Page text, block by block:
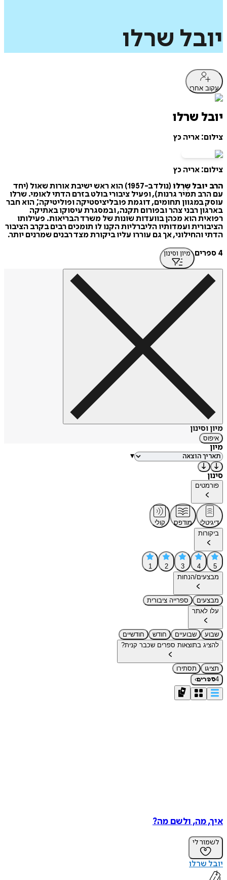
יובל שרלו
עקוב אחרי
יובל שרלו
צילום: אריה כץ
צילום: אריה כץ
הרב יובל שֶרְלוֹ
(נולד ב-1957) הוא ראש ישיבת אורות שאול (יחד
עם הרב תמיר גרנות), ופעיל ציבורי בולט בזרם הדתי לאומי. שרלו
עוסק במגוון תחומים, דוגמת פובליציסטיקה ופוליטיקה; הוא חבר
בארגון רבני צהר ובפורום תקנה, ובמסגרת עיסוקו באתיקה
רפואית הוא מכהן בוועדות שונות של משרד הבריאות. פעילותו
הציבורית ועמדותיו הליברליות הקנו לו תומכים רבים בקרב הציבור
הדתי והחילוני, אך גם עוררו עליו ביקורת מצד רבנים שמרנים יותר.
4 ספרים
מיון וסינון
מיון וסינון
איפוס
מיון
▾
סינון
פורמטים
דיגיטלי מודפס
קולי
ביקורות
5
4
3
2
1
מבצעים/הנחות
מבצעים
ספרייה ציבורית
עלו לאתר
שבוע שבועיים חודש
חודשיים
להציג בתוצאות ספרים שכבר קנית?
תציגו
תסתירו
4ספרים›
איך, מה, ולשם מה?
לשמור לי
יובל שרלו